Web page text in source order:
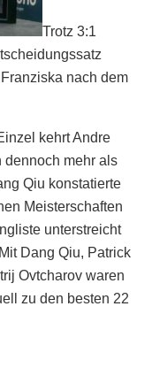
Trotz 3:1
nach dem
kehrt Andre
dennoch mehr als
Qiu konstatierte
Meisterschaften
unterstreicht
Mit Dang Qiu, Patrick
Ovtcharov waren
zu den besten 22